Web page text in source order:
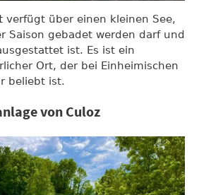
verfügt über einen kleinen See,
Saison gebadet werden darf und
ist. Es ist ein
Ort, der bei Einheimischen
beliebt ist.
von Culoz